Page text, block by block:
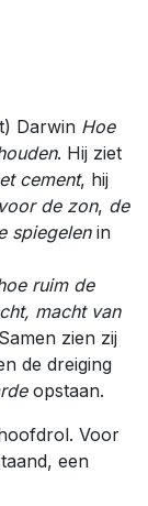
Darwin Hoe
. Hij ziet
cement, hij
de zon, de
spiegelenin
ruim de
macht van
Samen zien zij
de dreiging
opstaan.
Voor
een